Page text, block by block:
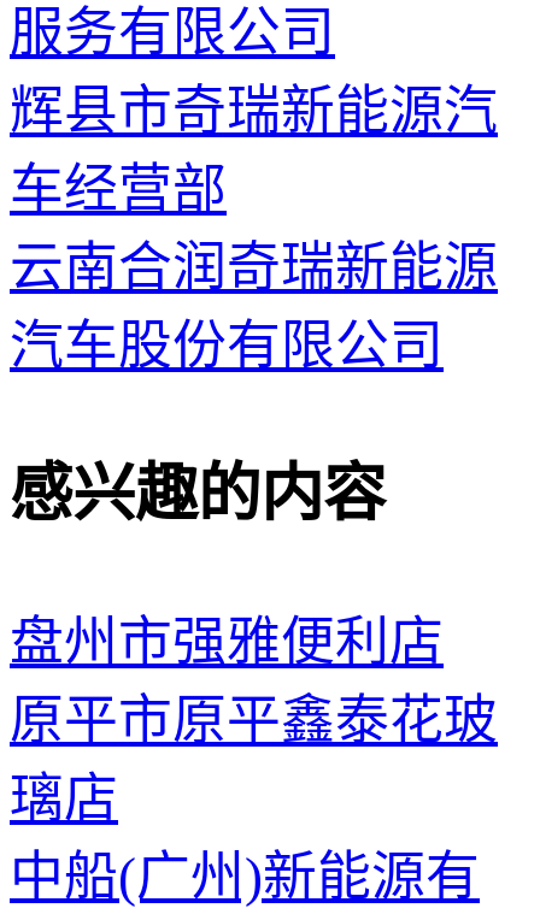
服务有限公司
辉县市奇瑞新能源汽
车经营部
云南合润奇瑞新能源
汽车股份有限公司
感兴趣的内容
盘州市强雅便利店
原平市原平鑫泰花玻
璃店
中船(广州)新能源有